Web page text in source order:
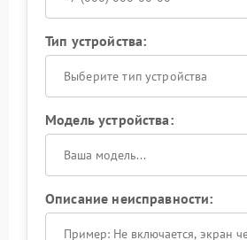
Тип устройства:
Выберите тип устройства
Модель устройства:
Описание неисправности: